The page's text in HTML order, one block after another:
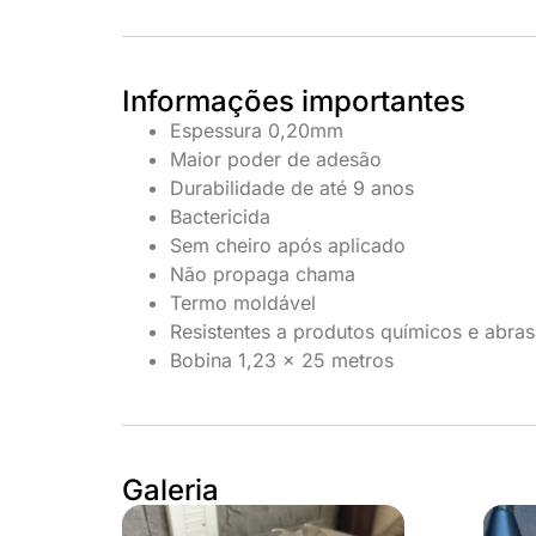
Informações importantes
Espessura 0,20mm
Maior poder de adesão
Durabilidade de até 9 anos
Bactericida
Sem cheiro após aplicado
Não propaga chama
Termo moldável
Resistentes a produtos químicos e
Bobina 1,23 x 25 metros
Galeria